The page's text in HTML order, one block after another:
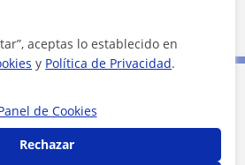
Pedro
aceptas lo establecido en
y Política de Privacidad.
de Cookies
Rechazar